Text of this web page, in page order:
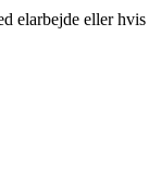
elarbejde eller hvis